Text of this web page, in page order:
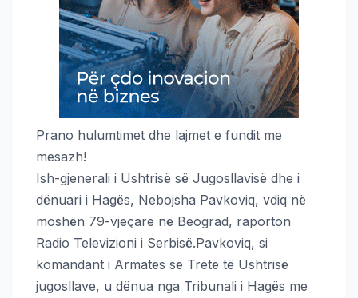
Prano hulumtimet dhe lajmet e fundit me
mesazh!
Ish-gjenerali i Ushtrisë së Jugosllavisë dhe i
dënuari i Hagës, Nebojsha Pavkoviq, vdiq në
moshën 79-vjeçare në Beograd, raporton
Radio Televizioni i Serbisë.Pavkoviq, si
komandant i Armatës së Tretë të Ushtrisë
jugosllave, u dënua nga Tribunali i Hagës me